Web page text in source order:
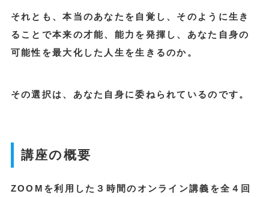
それとも、本当のあなたを自覚し、そのように生き
ることで本来の才能、能力を発揮し、あなた自身の
可能性を最大化した人生を生きるのか。
その選択は、あなた自身に委ねられているのです。
講座の概要
ZOOMを利用した３時間のオンライン講義を全４回